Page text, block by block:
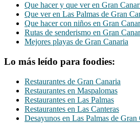
Que hacer y que ver en Gran
Que ver en Las Palmas de Gran
Que hacer con niños en Gran
Rutas de senderismo en Gran
Mejores playas de Gran Canaria
Lo más leído para foodies:
Restaurantes de Gran Canaria
Restaurantes en Maspalomas
Restaurantes en Las Palmas
Restaurantes en Las Canteras
Desayunos en Las Palmas de Gran